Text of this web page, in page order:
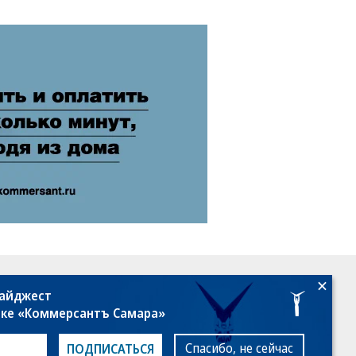
18+
«Коммерсантъ Самара»
ПОДПИСАТЬСЯ Спасибо, не сейчас